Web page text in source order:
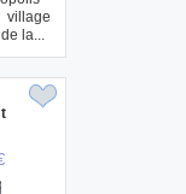
la...